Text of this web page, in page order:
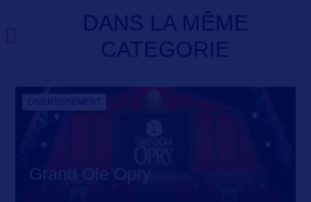
DANS LA MÊME
CATEGORIE
DIVERTISSEMENT
Grand Ole Opry